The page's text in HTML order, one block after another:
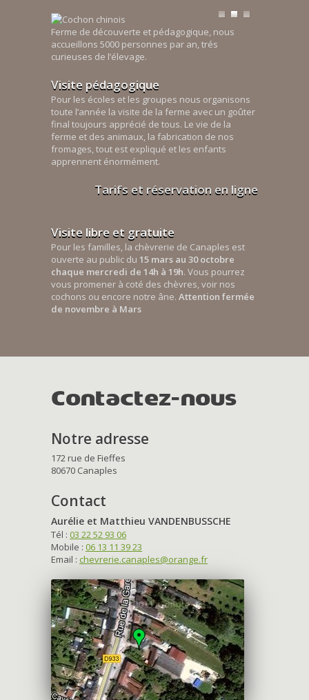
Ferme de découverte et pédagogique, nous
accueillons 5000 personnes par an, trés
curieuses de l’élevage.
Visite pédagogique
Pour les écoles et les groupes nous organisons
toute l’année la visite de la ferme avec un goûter
final toujours apprécié de tous. Le vie de la
ferme et des animaux, la fabrication de nos
fromages, tout est expliqué et les enfants
apprennent énormément.
Tarifs et réservation en ligne
Visite libre et gratuite
Pour les familles, la chèvrerie de Canaples est
ouverte au public du 15 mars au 30 octobre
chaque mercredi de 14h à 19h. Vous pourrez
vous promener à coté des chèvres, voir nos
cochons ou encore notre âne. Attention fermée
de novembre à Mars
Contactez-nous
Notre adresse
172 rue de Fieffes
80670 Canaples
Contact
Aurélie et Matthieu VANDENBUSSCHE
Tél : 03 22 52 93 06
Mobile : 06 13 11 39 23
Email : chevrerie.canaples@orange.fr